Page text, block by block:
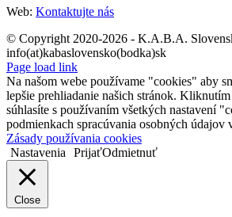
Web: Kontaktujte nás
© Copyright 2020-2026 - K.A.B.A.
info(at)kabaslovensko(bodka)sk
Page load link
Na našom webe používame "cookies" aby
lepšie prehliadanie našich stránok.
súhlasíte s používaním všetkých nastavení
podmienkach spracúvania osobných údajov
Zásady používania cookies
Nastavenia
PrijaťOdmietnuť
Close